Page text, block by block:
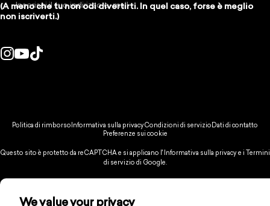
We value your privacy
Inserisci il tuo indirizzo e-mail
(A meno che tu non odi divertirti. In quel caso, forse è meglio
non iscriverti.)
Politica di rimborsoInformativa sulla privacyCondizioni di servizioDati di contatto
Preferenze sui cookie
Questo sito è protetto da reCAPTCHA e si applicano l' Informativa sulla privacye i Termini
di servizio di Google.